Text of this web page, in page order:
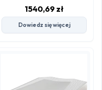
1540,69 zł
Dowiedz się więcej